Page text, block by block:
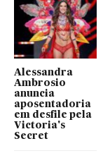
Alessandra
Ambrosio
anuncia
aposentadoria
em desfile pela
Victoria's
Secret